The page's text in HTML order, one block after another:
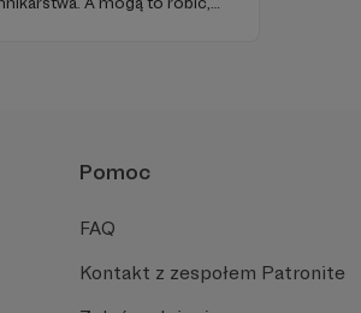
Pomoc
FAQ
Kontakt z zespołem Patronite